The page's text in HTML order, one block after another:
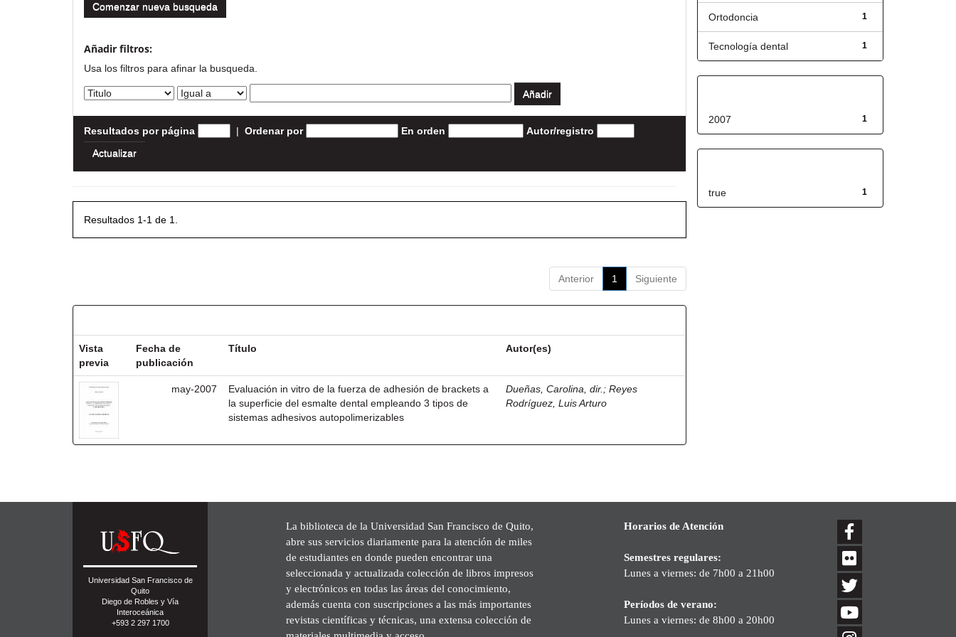
Comenzar nueva busqueda
Añadir filtros:
Usa los filtros para afinar la busqueda.
Resultados por página | Ordenar por En orden Autor/registro
Resultados 1-1 de 1.
Anterior 1 Siguiente
Vista
previa
Fecha de
publicación
Título Autor(es)
may-2007
Evaluación in vitro de la fuerza de adhesión de brackets a
la superficie del esmalte dental empleando 3 tipos de
sistemas adhesivos autopolimerizables
Dueñas, Carolina, dir. ;Reyes
Rodríguez, Luis Arturo
1
Ortodoncia
1
Tecnología dental
1
2007
1
true
Universidad San Francisco de
Quito
Diego de Robles y Vía
Interoceánica
+593 2 297 1700
La biblioteca de la Universidad San Francisco de Quito,
abre sus servicios diariamente para la atención de miles
de estudiantes en donde pueden encontrar una
seleccionada y actualizada colección de libros impresos
y electrónicos en todas las áreas del conocimiento,
además cuenta con suscripciones a las más importantes
revistas científicas y técnicas, una extensa colección de
Horarios de Atención
Semestres regulares:
Lunes a viernes: de 7h00 a 21h00
Períodos de verano:
Lunes a viernes: de 8h00 a 20h00